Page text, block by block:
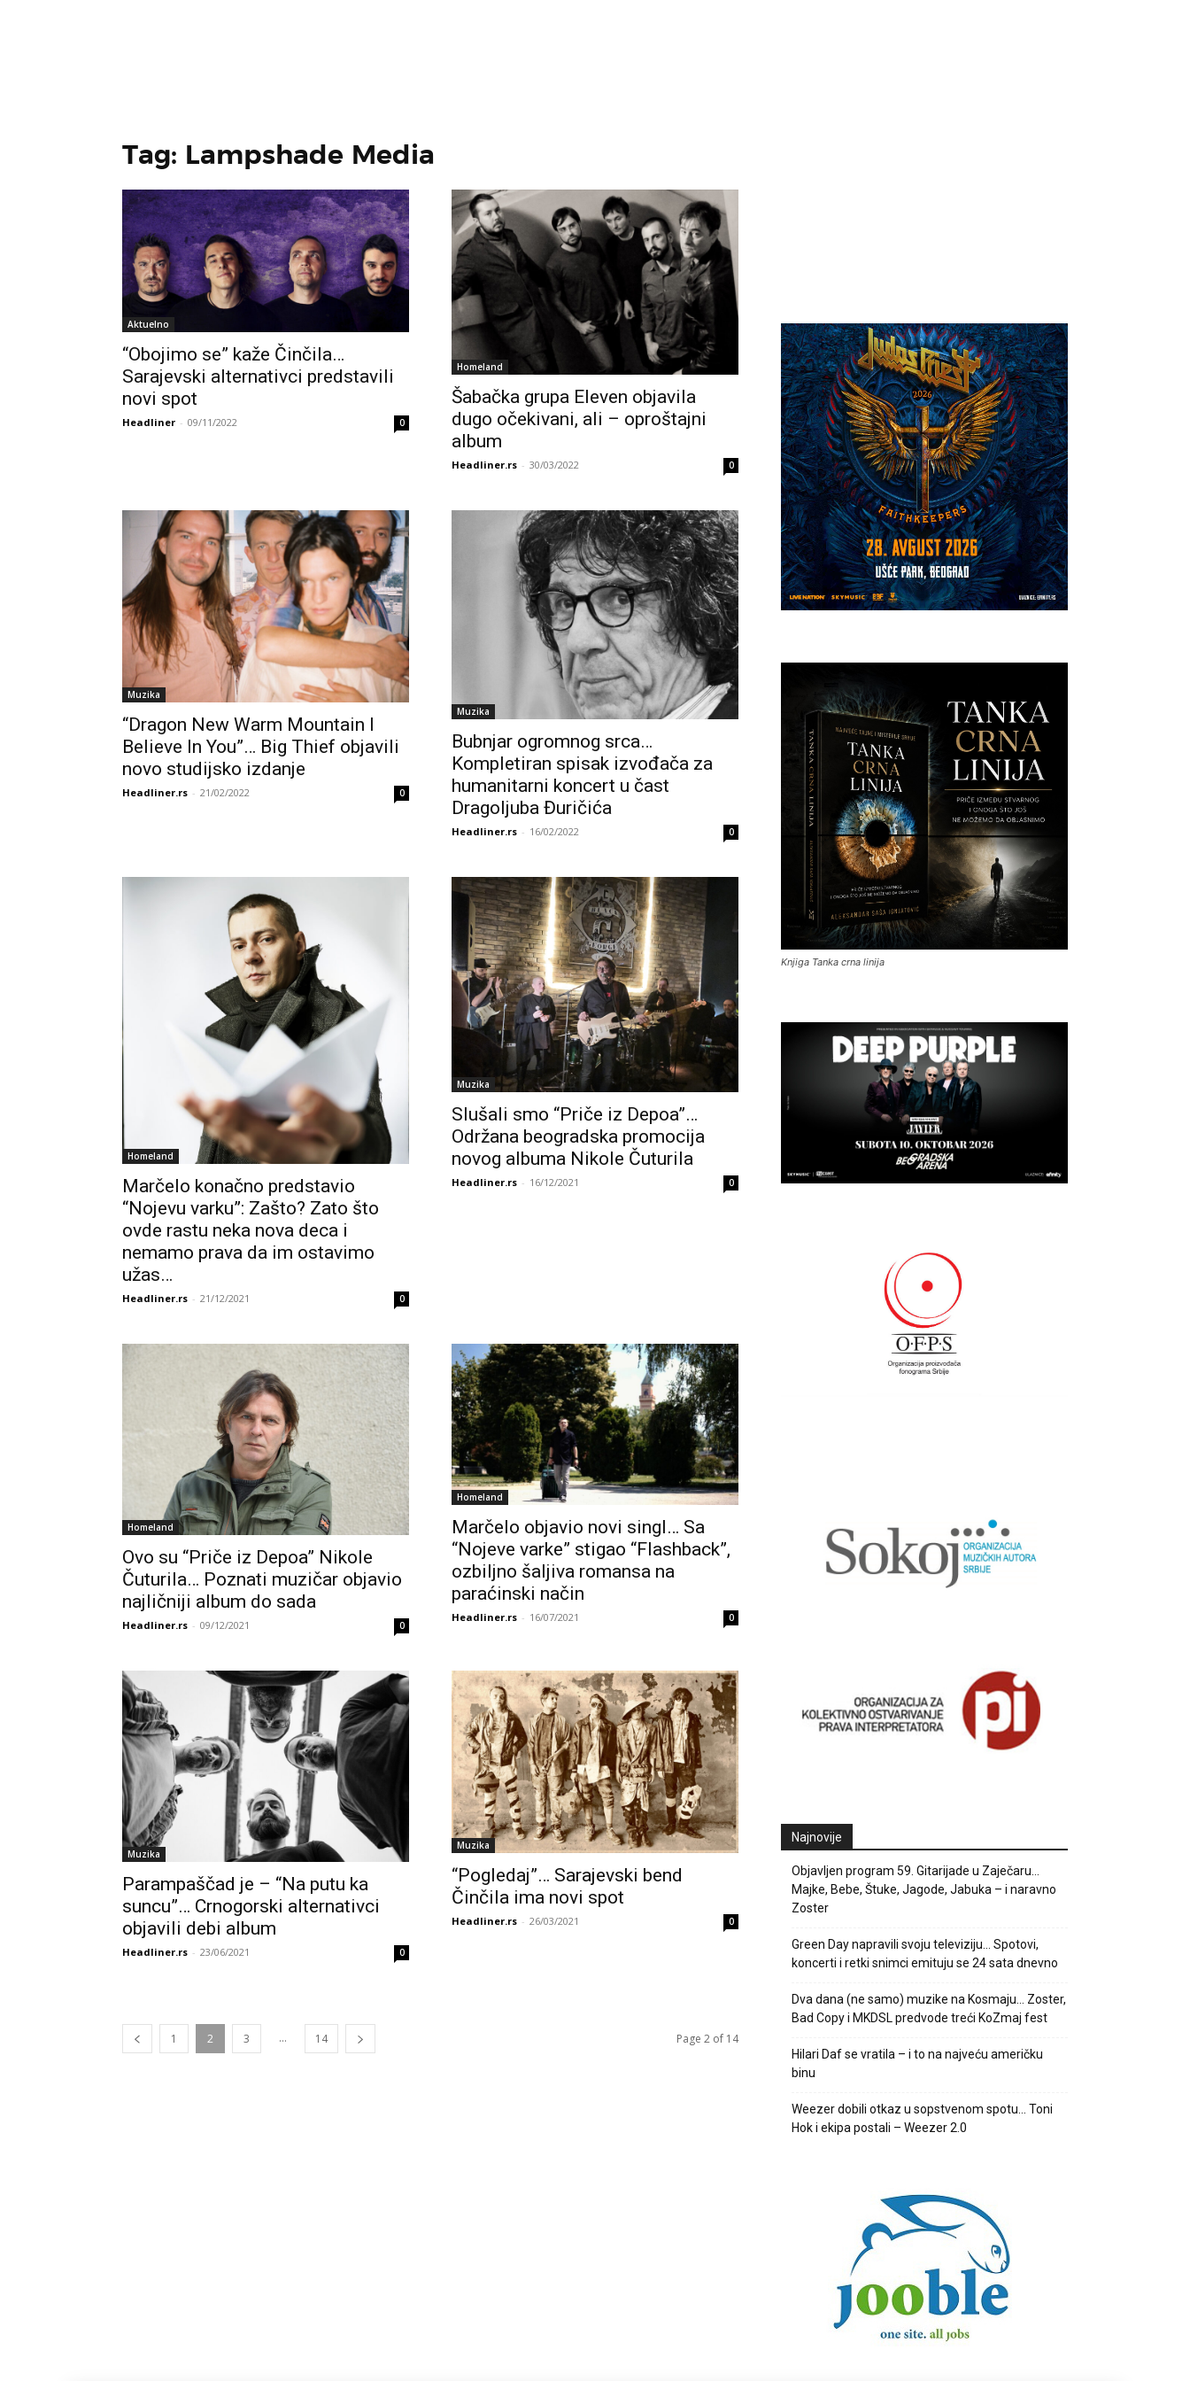
Tag: Lampshade Media
Aktuelno
“Obojimo se” kaže Činčila…
Sarajevski alternativci predstavili
novi spot
Headliner - 09/11/2022 0
Homeland
Šabačka grupa Eleven objavila
dugo očekivani, ali – oproštajni
album
Headliner.rs - 30/03/2022 0
Muzika
“Dragon New Warm Mountain I
Believe In You”… Big Thief objavili
novo studijsko izdanje
Headliner.rs - 21/02/2022 0
Muzika
Bubnjar ogromnog srca…
Kompletiran spisak izvođača za
humanitarni koncert u čast
Dragoljuba Đuričića
Headliner.rs - 16/02/2022 0
Homeland
Marčelo konačno predstavio
“Nojevu varku”: Zašto? Zato što
ovde rastu neka nova deca i
nemamo prava da im ostavimo
užas…
Headliner.rs - 21/12/2021 0
Muzika
Slušali smo “Priče iz Depoa”…
Održana beogradska promocija
novog albuma Nikole Čuturila
Headliner.rs - 16/12/2021 0
Homeland
Ovo su “Priče iz Depoa” Nikole
Čuturila… Poznati muzičar objavio
najličniji album do sada
Headliner.rs - 09/12/2021 0
Homeland
Marčelo objavio novi singl… Sa
“Nojeve varke” stigao “Flashback”,
ozbiljno šaljiva romansa na
paraćinski način
Headliner.rs - 16/07/2021 0
Muzika
Parampaščad je – “Na putu ka
suncu”… Crnogorski alternativci
objavili debi album
Headliner.rs - 23/06/2021 0
Muzika
“Pogledaj”… Sarajevski bend
Činčila ima novi spot
Headliner.rs - 26/03/2021 0
1 2 3 ... 14 Page 2 of 14
Knjiga Tanka crna linija
Najnovije
Objavljen program 59. Gitarijade u Zaječaru…
Majke, Bebe, Štuke, Jagode, Jabuka – i naravno
Zoster
Green Day napravili svoju televiziju… Spotovi,
koncerti i retki snimci emituju se 24 sata dnevno
Dva dana (ne samo) muzike na Kosmaju… Zoster,
Bad Copy i MKDSL predvode treći KoZmaj fest
Hilari Daf se vratila – i to na najveću američku
binu
Weezer dobili otkaz u sopstvenom spotu… Toni
Hok i ekipa postali – Weezer 2.0